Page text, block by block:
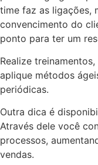
time faz as ligações,
convencimento do
ponto para ter um
Realize
aplique métodos
periódicas.
Outra dica é
Através dele você
processos,
vendas.